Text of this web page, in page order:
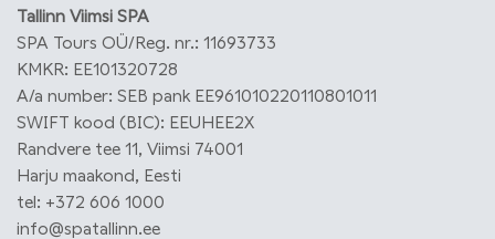
Tallinn Viimsi SPA
SPA Tours OÜ/Reg. nr.: 11693733
KMKR: EE101320728
A/a number: SEB pank EE961010220110801011
SWIFT kood (BIC): EEUHEE2X
Randvere tee 11, Viimsi 74001
Harju maakond, Eesti
tel: +372 606 1000
info@spatallinn.ee